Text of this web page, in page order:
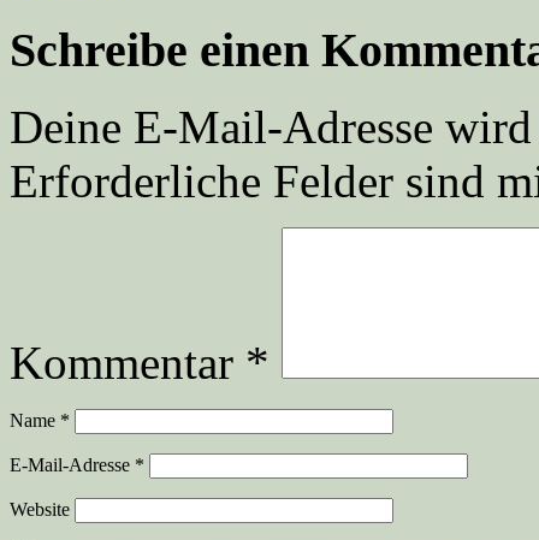
Schreibe einen
Deine E-Mail-Adresse
Erforderliche Felder sind
Kommentar *
Name *
E-Mail-Adresse *
Website